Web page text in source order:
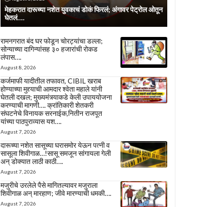
मेहकरात दारूच्या नशेत युवकाचं डोकं फिरलं; अंगावर पेट्रोल ओतून
घेतलं….
रामनगरात बंद घर फोडून चोरट्यांचा डल्ला;
सोन्याच्या दागिन्यांसह ३० हजारांची रोकड
लंपास….
August 8, 2026
कर्जमाफी यादीतील तफावत, CIBIL खराब
होण्याच्या मुद्द्याची आमदार श्वेता महाले यांनी
घेतली दखल; मुख्यमंत्र्याकडे केली उपाययोजना
करण्याची मागणी…. क्रांतिकारी शेतकरी
संघटनेचे विनायक सरनाईक,नितीन राजपूत
यांच्या पाठपुराव्यास यश….
August 7, 2026
दारूच्या नशेत सासूच्या घरासमोर येऊन पत्नी व
सासूला शिवीगाळ…!सासू समजून सांगायला गेली
अन् डोक्यात लाठी काठी….
August 7, 2026
मजुरीचे उरलेले पैसे मागितल्यावर मजुराला
शिवीगाळ अन् मारहाण; जीवे मारण्याची धमकी….
August 7, 2026